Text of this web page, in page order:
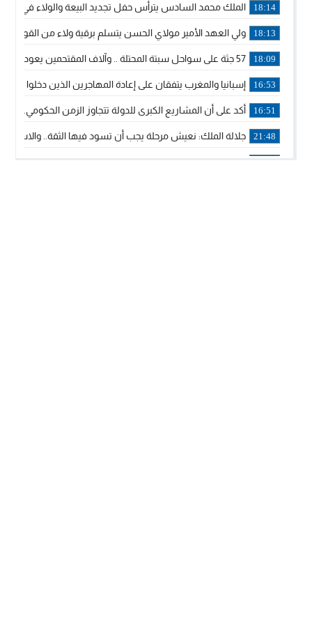
18:14 الملك محمد السادس يترأس حفل تجديد البيعة والولاء في
18:13 ولي العهد الأمير مولاي الحسن يتسلم برقية ولاء من القوات
18:09 57 جثة على سواحل سبتة المحتلة .. وآلاف المقتحمين يعودون إلى المغرب
16:53 إسبانيا والمغرب يتفقان على إعادة المهاجرين الذين دخلوا سبتة
16:51 أكد على أن المشاريع الكبرى للدولة تتجاوز الزمن الحكومي..
21:48 جلالة الملك: نعيش مرحلة يجب أن تسود فيها الثقة..